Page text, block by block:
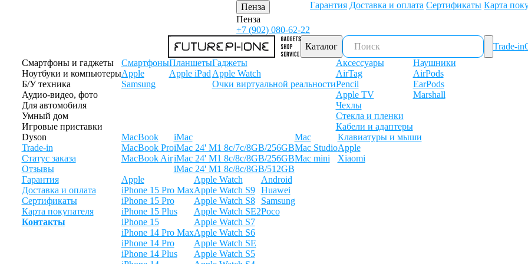
Пенза
Пенза
+7 (902) 080-62-22
Гарантия Доставка и оплата Сертификаты Карта
Каталог Trade-in
Смартфоны и гаджеты
Ноутбуки и компьютеры
Б/У техника
Аудио-видео, фото
Для автомобиля
Умный дом
Игровые приставки
Dyson
Trade-in
Статус заказа
Отзывы
Гарантия
Доставка и оплата
Сертификаты
Карта покупателя
Контакты
Смартфоны
Apple
Samsung
Планшеты
Apple iPad
Гаджеты
Apple Watch
Очки виртуальной реальности
Аксессуары
AirTag
Pencil
Apple TV
Чехлы
Стекла и пленки
Кабели и адаптеры
Наушники
AirPods
EarPods
Marshall
MacBook
MacBook Pro
MacBook Air
iMac
iMac 24' M1 8c/7c/8GB/256GB
iMac 24' M1 8c/8c/8GB/256GB
iMac 24' M1 8c/8c/8GB/512GB
Mac
Mac Studio
Mac mini
Клавиатуры и мыши
Apple
Xiaomi
Apple
iPhone 15 Pro Max
iPhone 15 Pro
iPhone 15 Plus
iPhone 15
iPhone 14 Pro Max
iPhone 14 Pro
iPhone 14 Plus
Apple Watch
Apple Watch S9
Apple Watch S8
Apple Watch SE2
Apple Watch S7
Apple Watch S6
Apple Watch SE
Apple Watch S5
Android
Huawei
Samsung
Poco